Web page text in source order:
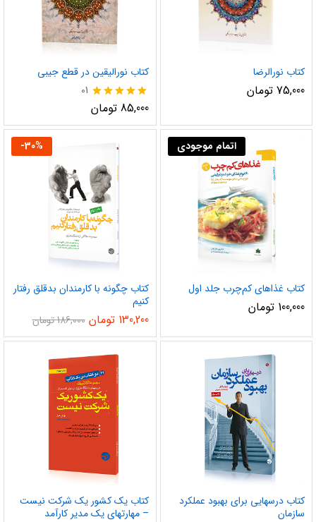
کتاب نورالرضا
75,000 تومان
کتاب نورالیقین در قطع جیبی
نمره
5.00
از 5
01
85,000 تومان
اتمام موجودی
کتاب غذاهای کم‌چرب جلد اول
100,000 تومان
-30%
کتاب چگونه با کارمندان بدقلق رفتار
کنیم
130,200 تومان 186,000تومان
کتاب درسهایی برای بهبود عملکرد
سازمان‌
کتاب یک کشور یک شرکت نیست
– مهارتهای یک مدیر کارآمد